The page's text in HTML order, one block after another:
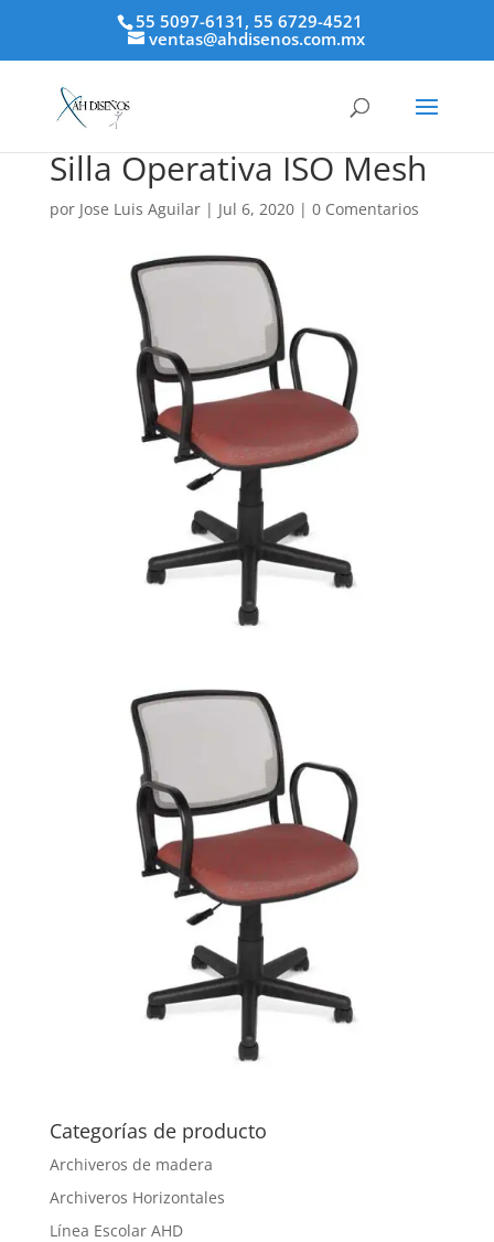
55 5097-6131, 55 6729-4521
ventas@ahdisenos.com.mx
Silla Operativa ISO Mesh
por Jose Luis Aguilar| Jul 6, 2020| 0 Comentarios
Categorías de producto
Archiveros de madera
Archiveros Horizontales
Línea Escolar AHD